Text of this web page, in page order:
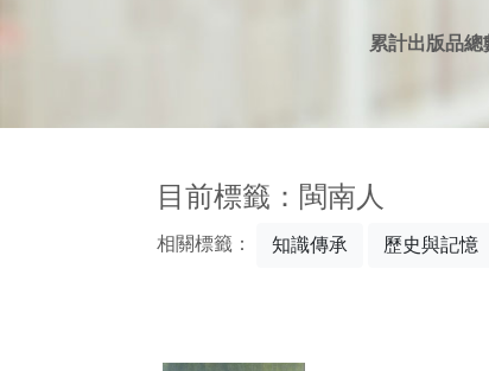
累計出版品
目前標籤：閩南人
相關標籤： 知識傳承 歷史與記憶